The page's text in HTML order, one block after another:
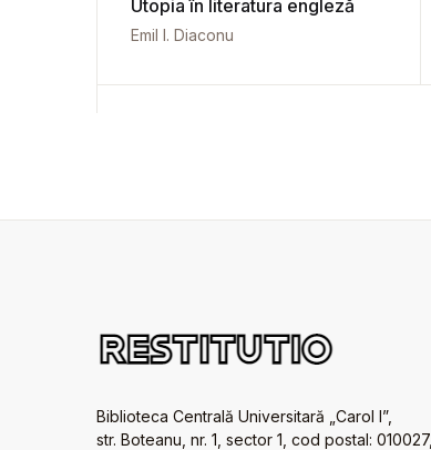
Utopia în literatura engleză
Emil I. Diaconu
Biblioteca Centrală Universitară „Carol I”,
str. Boteanu, nr. 1, sector 1, cod postal: 010027,